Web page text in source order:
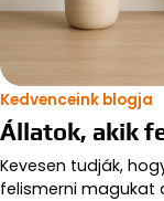
Kedvenceink blogja
Állatok, akik
Kevesen tudják,
felismerni magukat